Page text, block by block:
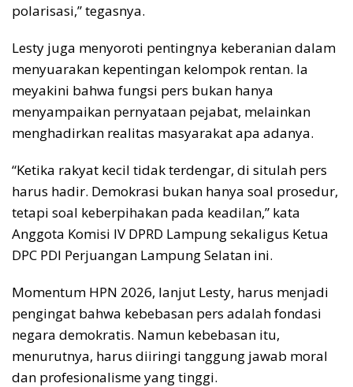
polarisasi,” tegasnya.
Lesty juga menyoroti pentingnya keberanian dalam
menyuarakan kepentingan kelompok rentan. Ia
meyakini bahwa fungsi pers bukan hanya
menyampaikan pernyataan pejabat, melainkan
menghadirkan realitas masyarakat apa adanya.
“Ketika rakyat kecil tidak terdengar, di situlah pers
harus hadir. Demokrasi bukan hanya soal prosedur,
tetapi soal keberpihakan pada keadilan,” kata
Anggota Komisi IV DPRD Lampung sekaligus Ketua
DPC PDI Perjuangan Lampung Selatan ini.
Momentum HPN 2026, lanjut Lesty, harus menjadi
pengingat bahwa kebebasan pers adalah fondasi
negara demokratis. Namun kebebasan itu,
menurutnya, harus diiringi tanggung jawab moral
dan profesionalisme yang tinggi.